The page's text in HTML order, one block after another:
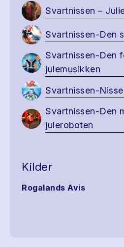
Svartnissen –
Svartnissen-Den
Svartnissen-Den
julemusikken
Svartnissen-
Svartnissen-Den
juleroboten
Kilder
Rogalands Avis